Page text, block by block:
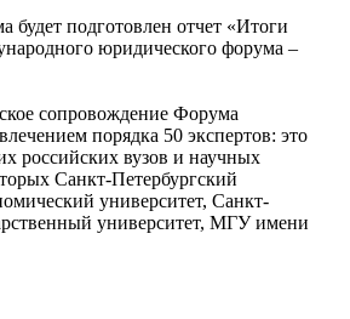
будет подготовлен отчет «Итоги
юридического форума –
сопровождение Форума
порядка 50 экспертов: это
российских вузов и научных
Санкт-Петербургский
университет, Санкт-
университет, МГУ имени